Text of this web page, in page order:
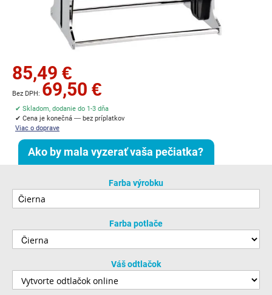
obrázkov
85,49 €
69,50 €
✔ Skladom, dodanie do 1-3 dňa
✔ Cena je konečná — bez príplatkov
Viac o doprave
Ako by mala vyzerať vaša pečiatka?
Farba výrobku
Farba potlače
Váš odtlačok